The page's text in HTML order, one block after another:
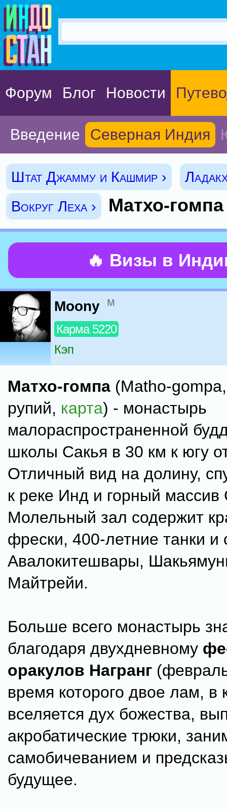
Форум Блог Новости
Введение Северная Индия
Штат Джамму и Кашмир ›
Вокруг Леха ›
Матхо-гомпа
🔥 Визы в
Moony м
Карма 5220
Кэп
Матхо-гомпа (Matho-
рупий, карта) - монастырь
малораспространенной
школы Сакья в 30 км к югу
Отличный вид на долину,
к реке Инд и горный массив
Молельный зал содержит
фрески, 400-летние танки и
Авалокитешвары,
Майтрейи.
Больше всего монастырь
благодаря двухдневному
оракулов Награнг
время которого двое лам, в
вселяется дух божества,
акробатические трюки,
самобичеванием и
будущее.